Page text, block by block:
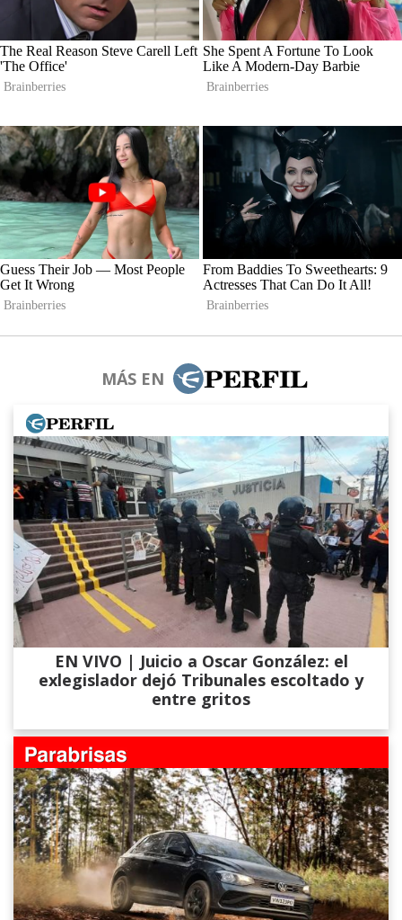
MÁS EN
EN VIVO | Juicio a Oscar González: el
exlegislador dejó Tribunales escoltado y
entre gritos